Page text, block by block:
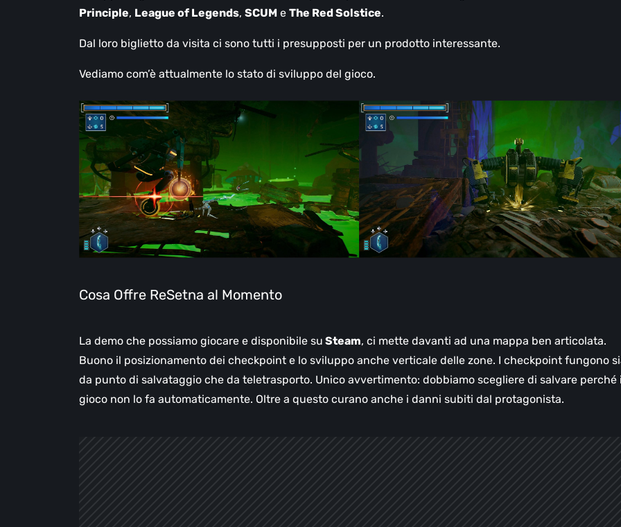
Principle, League of Legends, SCUM e The Red Solstice.
Dal loro biglietto da visita ci sono tutti i presupposti per un prodotto interessante.
Vediamo com’è attualmente lo stato di sviluppo del gioco.
Cosa Offre ReSetna al Momento
La demo che possiamo giocare e disponibile su Steam, ci mette davanti ad una mappa ben articolata.
Buono il posizionamento dei checkpoint e lo sviluppo anche verticale delle zone. I checkpoint fungono
da punto di salvataggio che da teletrasporto. Unico avvertimento: dobbiamo scegliere di salvare perché
gioco non lo fa automaticamente. Oltre a questo curano anche i danni subiti dal protagonista.